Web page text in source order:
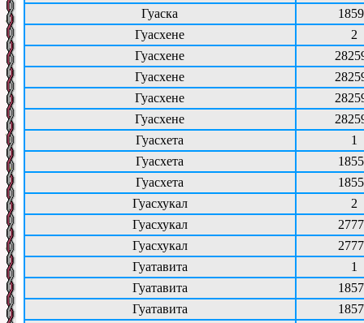
Гуаска
Гуасхене
2
Гуасхене
Гуасхене
Гуасхене
Гуасхене
Гуасхета
1
Гуасхета
Гуасхета
Гуасхукал
2
Гуасхукал
Гуасхукал
Гуатавита
1
Гуатавита
Гуатавита